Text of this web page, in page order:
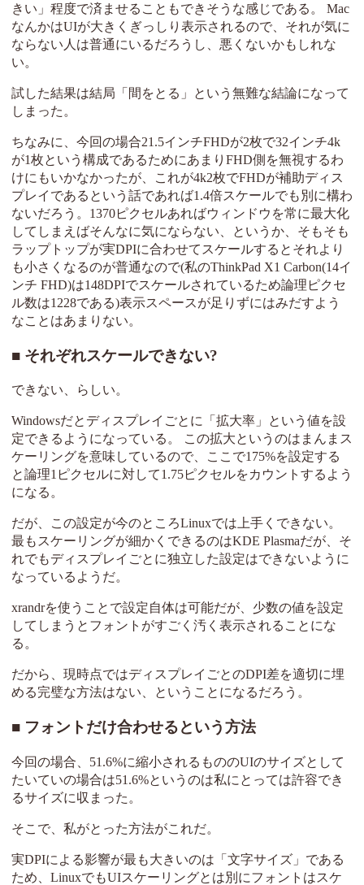
きい」程度で済ませることもできそうな感じである。 Mac
なんかはUIが大きくぎっしり表示されるので、それが気に
ならない人は普通にいるだろうし、悪くないかもしれな
い。
試した結果は結局「間をとる」という無難な結論になって
しまった。
ちなみに、今回の場合21.5インチFHDが2枚で32インチ4k
が1枚という構成であるためにあまりFHD側を無視するわ
けにもいかなかったが、これが4k2枚でFHDが補助ディス
プレイであるという話であれば1.4倍スケールでも別に構わ
ないだろう。1370ピクセルあればウィンドウを常に最大化
してしまえばそんなに気にならない、というか、そもそも
ラップトップが実DPIに合わせてスケールするとそれより
も小さくなるのが普通なので(私のThinkPad X1 Carbon(14イ
ンチ FHD)は148DPIでスケールされているため論理ピクセ
ル数は1228である)表示スペースが足りずにはみだすよう
なことはあまりない。
それぞれスケールできない?
できない、らしい。
Windowsだとディスプレイごとに「拡大率」という値を設
定できるようになっている。 この拡大というのはまんまス
ケーリングを意味しているので、ここで175%を設定する
と論理1ピクセルに対して1.75ピクセルをカウントするよう
になる。
だが、この設定が今のところLinuxでは上手くできない。
最もスケーリングが細かくできるのはKDE Plasmaだが、そ
れでもディスプレイごとに独立した設定はできないように
なっているようだ。
xrandrを使うことで設定自体は可能だが、少数の値を設定
してしまうとフォントがすごく汚く表示されることにな
る。
だから、現時点ではディスプレイごとのDPI差を適切に埋
める完璧な方法はない、ということになるだろう。
フォントだけ合わせるという方法
今回の場合、51.6%に縮小されるもののUIのサイズとして
たいていの場合は51.6%というのは私にとっては許容でき
るサイズに収まった。
そこで、私がとった方法がこれだ。
実DPIによる影響が最も大きいのは「文字サイズ」である
ため、LinuxでもUIスケーリングとは別にフォントはスケ